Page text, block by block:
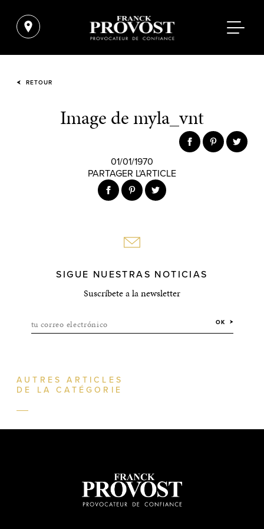
RETOUR
Image de myla_vnt
01/01/1970
PARTAGER L'ARTICLE
SIGUE NUESTRAS NOTICIAS
Suscríbete a la newsletter
tu correo electrónico OK
AUTRES ARTICLES
DE LA CATÉGORIE